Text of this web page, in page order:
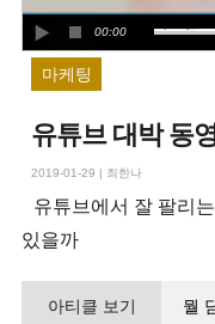
00:00
마케팅
유튜브 대박 동
2019-01-29 | 최한나
유튜브에서 잘 팔리
있을까
아티클 보기
뭘